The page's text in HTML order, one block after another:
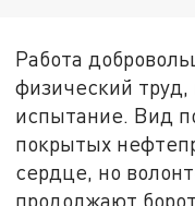
Работа
физический
испытание. Вид
покрытых
сердце, но
продолжают